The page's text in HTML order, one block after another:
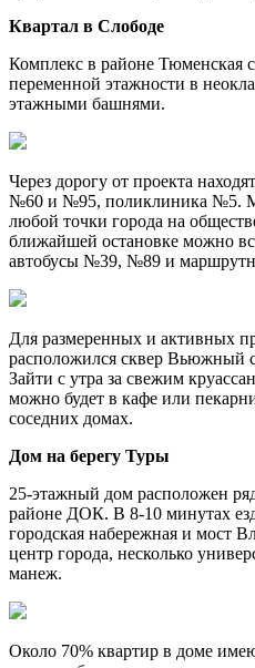
Квартал в Слободе
Комплекс в районе Тюменская
переменной этажности в
этажными башнями.
Через дорогу от проекта
№60 и №95, поликлиника №5.
любой точки города на
ближайшей остановке можно
автобусы №39, №89 и
Для размеренных и активных
расположился сквер Вьюжный
Зайти с утра за свежим
можно будет в кафе или
соседних домах.
Дом на берегу Туры
25-этажный дом расположен
районе ДОК. В 8-10 минутах
городская набережная и мост
центр города, несколько
манеж.
Около 70% квартир в доме